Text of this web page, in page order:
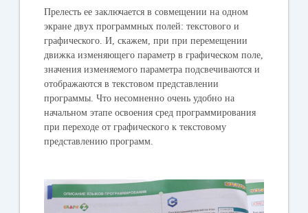
Прелесть ее заключается в совмещении на одном
экране двух программных полей: текстового и
графического. И, скажем, при при перемещении
движка изменяющего параметр в графическом поле,
значения изменяемого параметра подсвечиваются и
отображаются в текстовом представлении
программы. Что несомненно очень удобно на
начальном этапе освоения сред программирования
при переходе от графического к текстовому
представлению программ.